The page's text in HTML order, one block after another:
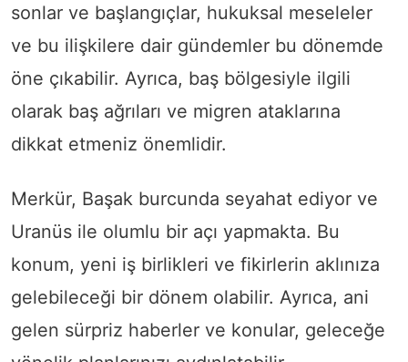
sonlar ve başlangıçlar, hukuksal meseleler
ve bu ilişkilere dair gündemler bu dönemde
öne çıkabilir. Ayrıca, baş bölgesiyle ilgili
olarak baş ağrıları ve migren ataklarına
dikkat etmeniz önemlidir.
Merkür, Başak burcunda seyahat ediyor ve
Uranüs ile olumlu bir açı yapmakta. Bu
konum, yeni iş birlikleri ve fikirlerin aklınıza
gelebileceği bir dönem olabilir. Ayrıca, ani
gelen sürpriz haberler ve konular, geleceğe